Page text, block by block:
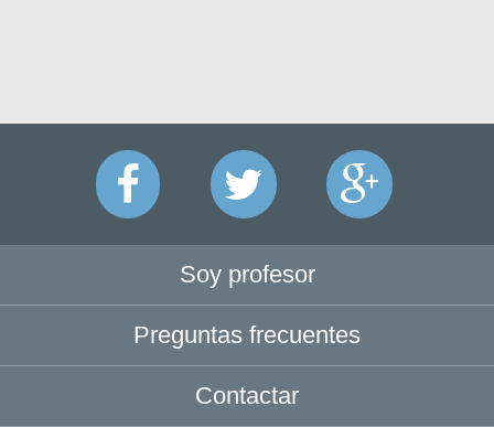
Soy profesor
Preguntas frecuentes
Contactar